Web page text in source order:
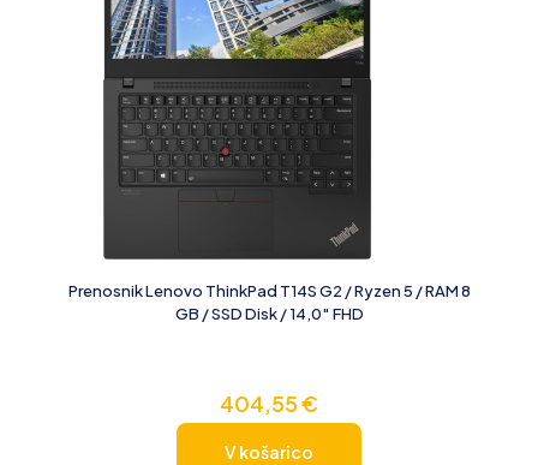
Prenosnik Lenovo ThinkPad T14S G2 / Ryzen 5 / RAM 8
GB / SSD Disk / 14,0″ FHD
404,55€
V košarico